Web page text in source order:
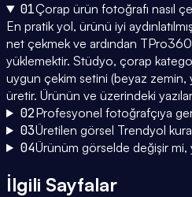
01Çorap ürün fotoğrafı nasıl
En pratik yol, ürünü iyi
net çekmek ve ardından
yüklemektir. Stüdyo, çorap
uygun çekim setini (beyaz zemin,
üretir. Ürünün ve üzerindeki
02Profesyonel fotoğrafçıya
03Üretilen görsel Trendyol
04Ürünüm görselde değişir mi,
İlgili Sayfalar